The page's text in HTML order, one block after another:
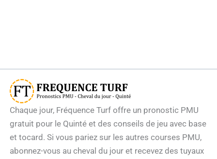
Chaque jour, Fréquence Turf offre un pronostic PMU
gratuit pour le Quinté et des conseils de jeu avec base
et tocard. Si vous pariez sur les autres courses PMU,
abonnez-vous au cheval du jour et recevez des tuyaux